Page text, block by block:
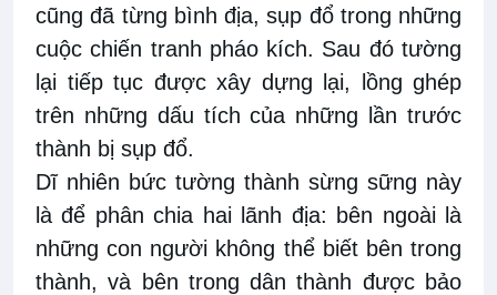
cũng đã từng bình địa, sụp đổ trong những
cuộc chiến tranh pháo kích. Sau đó tường
lại tiếp tục được xây dựng lại, lồng ghép
trên những dấu tích của những lần trước
thành bị sụp đổ.
Dĩ nhiên bức tường thành sừng sững này
là để phân chia hai lãnh địa: bên ngoài là
những con người không thể biết bên trong
thành, và bên trong dân thành được bảo